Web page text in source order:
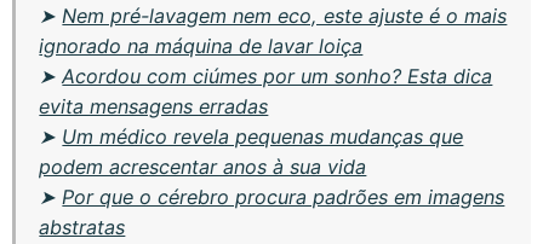
➤Nem pré-lavagem nem eco, este ajuste é o mais
ignorado na máquina de lavar loiça
➤Acordou com ciúmes por um sonho? Esta dica
evita mensagens erradas
➤ Um médico revela pequenas mudanças que
podem acrescentar anos à sua vida
➤Por que o cérebro procura padrões em imagens
abstratas